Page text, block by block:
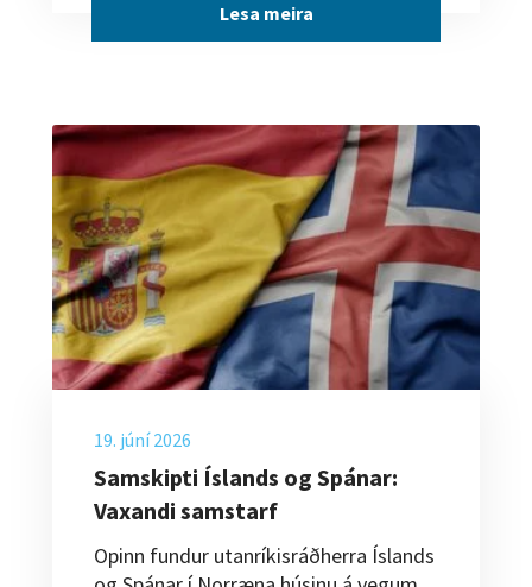
Lesa meira
19. júní 2026
Samskipti Íslands og Spánar:
Vaxandi samstarf
Opinn fundur utanríkisráðherra Íslands